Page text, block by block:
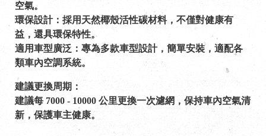
空氣。
環保設計：採用天然椰殼活性碳材料，不僅對健康有
益，還具環保特性。
適用車型廣泛：專為多款車型設計，簡單安裝，適配各
類車內空調系統。
建議更換周期：
建議每 7000 - 10000 公里更換一次濾網，保持車內空氣清
新，保護車主健康。